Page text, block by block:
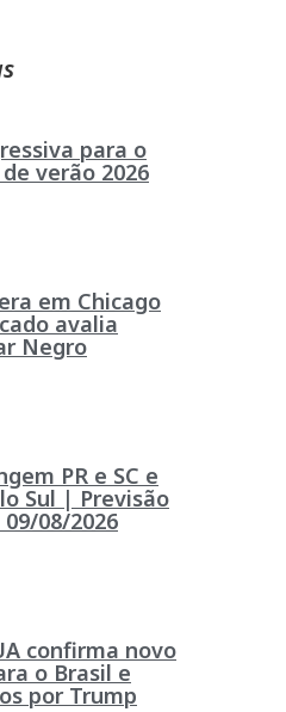
para o
verão 2026
em Chicago
avalia
Negro
PR e SC e
Sul | Previsão
08/2026
confirma novo
o Brasil e
por Trump